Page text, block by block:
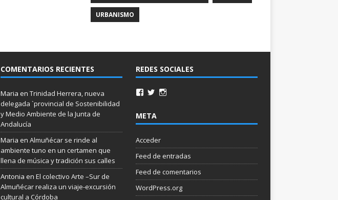
URBANISMO
COMENTARIOS RECIENTES
Maria en Trinidad Herrera, nueva
delegada `provincial de Sostenibilidad
y Medio Ambiente de la Junta de
Andalucía
Maria en Almuñécar se rinde al
ambiente tuno en un certamen que
llena de música y tradición sus calles
Antonia en El colectivo Arte –Sur de
Almuñécar realiza un viaje-excursión
cultural a Córdoba
REDES SOCIALES
META
Acceder
Feed de entradas
Feed de comentarios
WordPress.org